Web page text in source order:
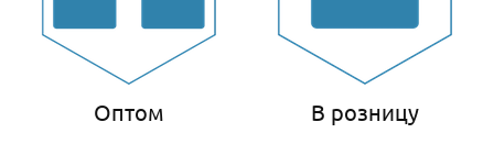
Оптом В розницу